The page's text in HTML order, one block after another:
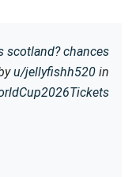
scotland? chances
u/jellyfishh520 in